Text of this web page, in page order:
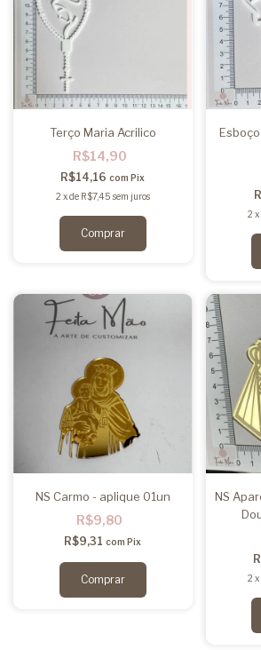
Terço Maria Acrilico
R$14,90
R$14,16com Pix
2 xde R$7,45 sem juros
2 x
NS Carmo - aplique 01un
R$9,80
R$9,31com Pix
NS
2 x